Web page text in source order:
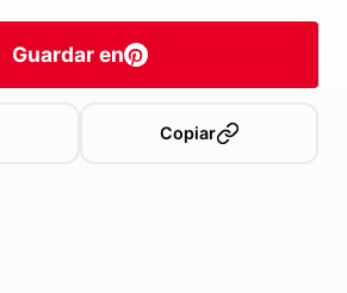
Guardar en
Copiar